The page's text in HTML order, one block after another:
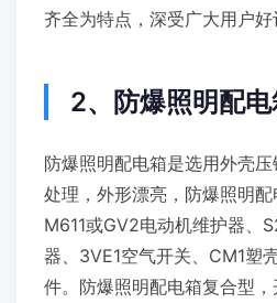
齐全为特点，深受广大用户好
2、防爆照明配
防爆照明配电箱是选用外壳
处理，外形漂亮，防爆照明配
M611或GV2电动机维护器、
器、3VE1空气开关、CM1塑
件。防爆照明配电箱复合型